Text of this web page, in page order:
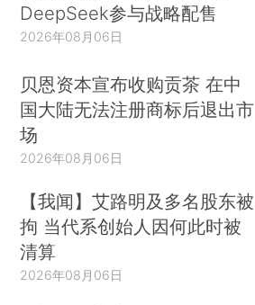
DeepSeek参与战略配售
2026年08月06日
贝恩资本宣布收购贡茶 在中
国大陆无法注册商标后退出市
场
2026年08月06日
【我闻】艾路明及多名股东被
拘 当代系创始人因何此时被
清算
2026年08月06日